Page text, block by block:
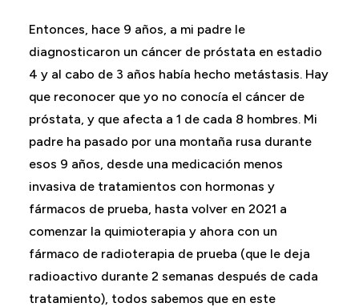
Entonces, hace 9 años, a mi padre le
diagnosticaron un cáncer de próstata en estadio
4 y al cabo de 3 años había hecho metástasis. Hay
que reconocer que yo no conocía el cáncer de
próstata, y que afecta a 1 de cada 8 hombres. Mi
padre ha pasado por una montaña rusa durante
esos 9 años, desde una medicación menos
invasiva de tratamientos con hormonas y
fármacos de prueba, hasta volver en 2021 a
comenzar la quimioterapia y ahora con un
fármaco de radioterapia de prueba (que le deja
radioactivo durante 2 semanas después de cada
tratamiento), todos sabemos que en este